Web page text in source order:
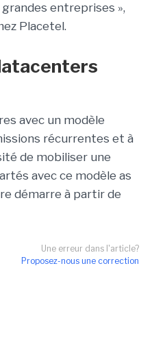
entreprises »,
Placetel.
avec un modèle
récurrentes et à
de mobiliser une
avec ce modèle as
démarre à partir de
Une erreur dans l'article?
Proposez-nous une correction